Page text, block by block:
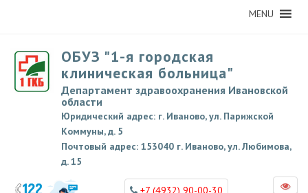
MENU
ОБУЗ "1-я городская
клиническая больница"
Департамент здравоохранения Ивановской
области
Юридический адрес: г. Иваново, ул. Парижской
Коммуны, д. 5
Почтовый адрес: 153040 г. Иваново, ул. Любимова,
д. 15
+7 (4932) 90-00-30